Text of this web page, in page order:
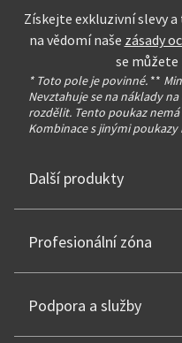
Získejte exkluzivní slevy
na vědomí naše zásady
se
* Toto pole je povinné. **
Nevztahuje se na náklady
rozdělit. Tento poukaz
Kombinace s jinými
Další produkty
Profesionální zóna
Podpora a služby